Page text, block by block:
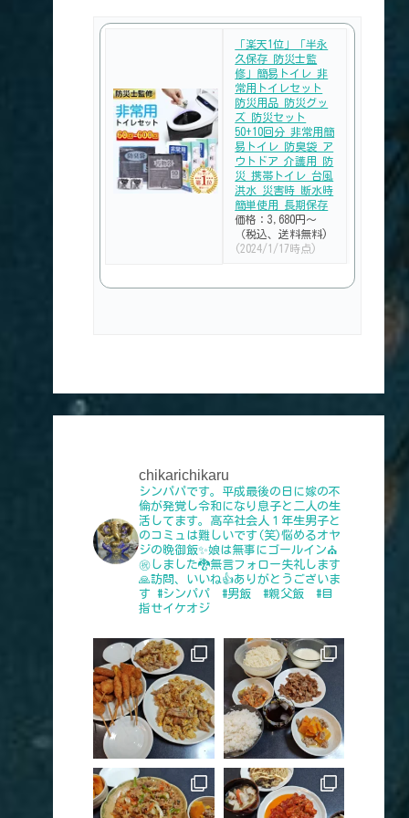
「楽天1位」「半永
久保存 防災士監
修」簡易トイレ 非
常用トイレセット
防災用品 防災グッ
ズ 防災セット
50+10回分 非常用簡
易トイレ 防臭袋 ア
ウトドア 介護用 防
災 携帯トイレ 台風
洪水 災害時 断水時
簡単使用 長期保存
価格：3,680円～
（税込、送料無料)
(2024/1/17時点)
chikarichikaru
シンパパです。平成最後の日に嫁の不
倫が発覚し令和になり息子と二人の生
活してます。高卒社会人１年生男子と
のコミュは難しいです(笑)悩めるオヤ
ジの晩御飯✨娘は無事にゴールイン⛪
㊗️しました🐉無言フォロー失礼します
🙏訪問、いいね👍️ありがとうございま
す #シンパパ #男飯 #親父飯 #目
指せイケオジ